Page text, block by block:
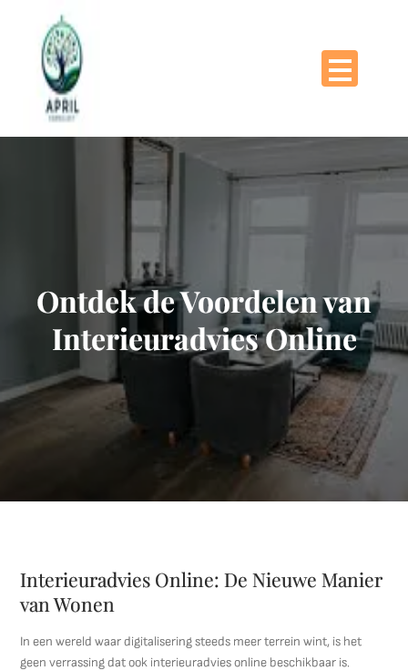
Ontdek de Voordelen van
Interieuradvies Online
Interieuradvies Online: De Nieuwe Manier
van Wonen
In een wereld waar digitalisering steeds meer terrein wint, is het
geen verrassing dat ook interieuradvies online beschikbaar is.